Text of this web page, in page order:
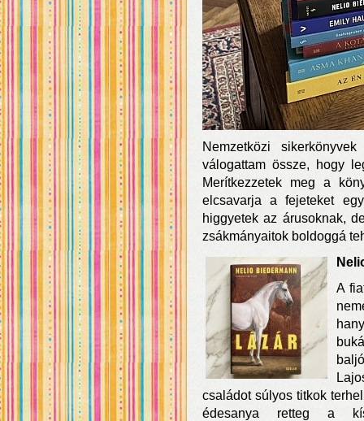
Nemzetközi
válogattam össze, hogy
Merítkezzetek meg a
elcsavarja a fejeteket
higgyetek az árusoknak,
zsákmányaitok boldoggá
A
családot súlyos titkok
édesanya retteg a